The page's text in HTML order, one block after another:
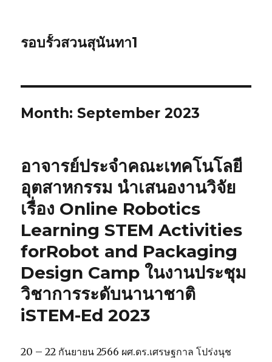
รอบรั้วสวนสุนันทา1
Month: September 2023
อาจารย์ประจำคณะเทคโนโลยี
อุตสาหกรรม นำเสนองานวิจัย
เรื่อง Online Robotics
Learning STEM Activities
forRobot and Packaging
Design Camp ในงานประชุม
วิชาการระดับนานาชาติ
iSTEM-Ed 2023
20 – 22 กันยายน 2566 ผศ.ดร.เศรษฐกาล โปร่งนุช